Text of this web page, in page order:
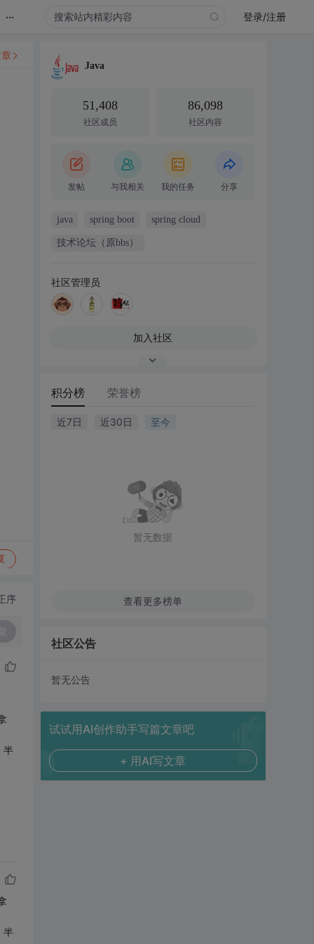
... 登录/注册
序
半
半
Java
51,408
社区成员
86,098
社区内容
发帖 与我相关 我的任务 分享
java spring boot spring cloud
技术论坛（原bbs）
社区管理员
加入社区
积分榜 荣誉榜
近7日 近30日 至今
暂无数据
查看更多榜单
社区公告
暂无公告
试试用AI创作助手写篇文章吧
+ 用AI写文章